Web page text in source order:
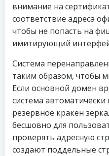
внимание на
соответствие адреса
чтобы не попасть на
имитирующий
Система
таким образом, чтобы
Если основной домен
система
резервное кракен
бесшовно для
проверять адресную
создают поддельные